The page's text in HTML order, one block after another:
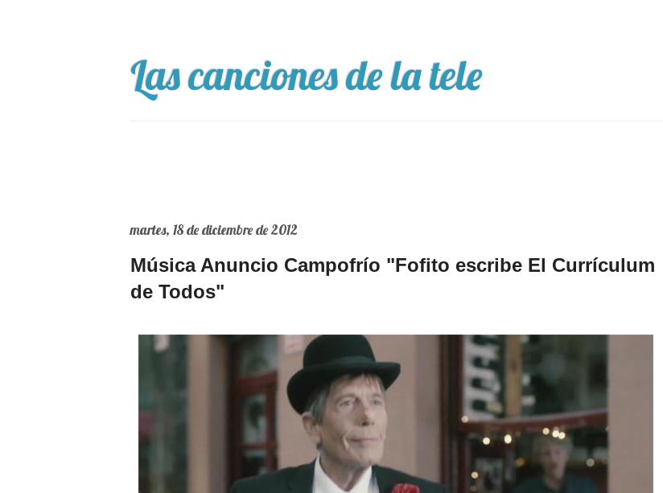
Las canciones de la tele
martes, 18 de diciembre de 2012
Música Anuncio Campofrío "Fofito escribe El Currículum
de Todos"